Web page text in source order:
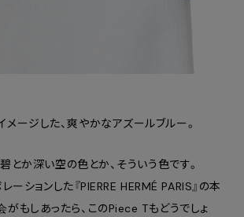
メージした、爽やかなアズールブルー。
とか深い空の色とか、そういう色です。
ーションした『PIERRE HERMÉ PARIS』の本
がもしあったら、このPiece Tもどうでしょ